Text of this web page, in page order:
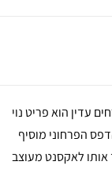
עם הדפס פרחים עדין הוא פריט נוי
הפרחוני מוסיף
אותו לאקסנט מעוצב